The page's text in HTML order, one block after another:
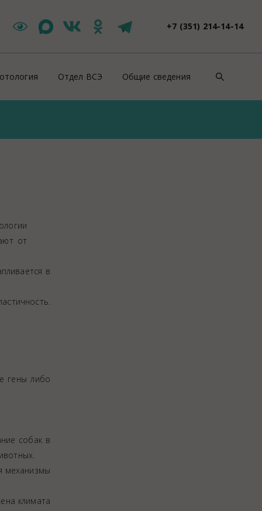
+7 (351) 214-14-14
ситуация
Отдел ВСЭ
Новости ВСЭ
Общие сведения
Нормативно-правовые
от
в
гены либо
собак в
механизмы
климата